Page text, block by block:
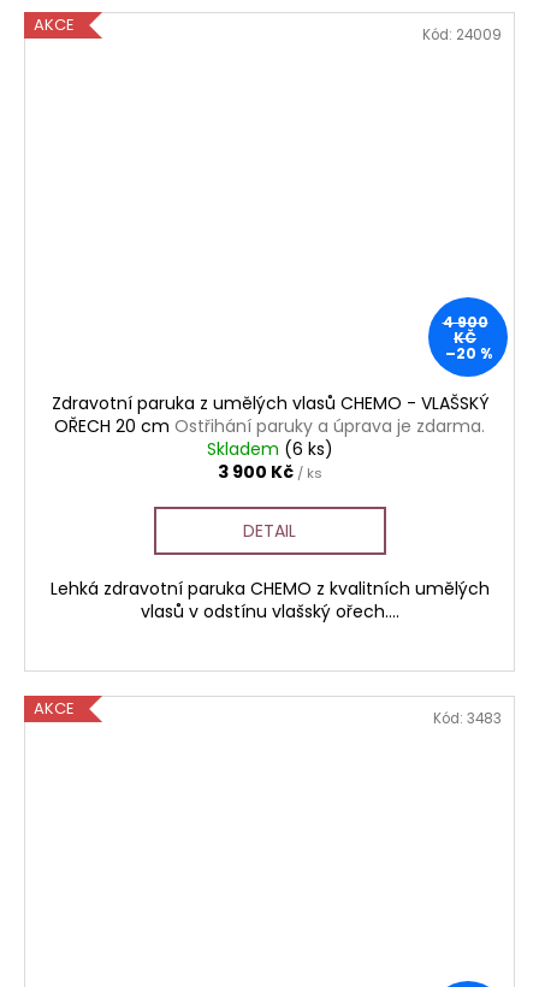
AKCE
4 900
KČ
–20 %
Zdravotní paruka z umělých vlasů CHEMO - VLAŠSKÝ
OŘECH 20 cm Ostřihání paruky a úprava je zdarma.
Skladem (6 ks)
3 900 Kč / ks
DETAIL
Lehká zdravotní paruka CHEMO z kvalitních umělých
vlasů v odstínu vlašský ořech....
Kód: 24009
AKCE Kód: 3483